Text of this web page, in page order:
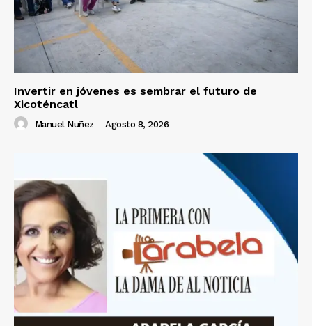
Invertir en jóvenes es sembrar el futuro de
Xicoténcatl
Manuel Nuñez - Agosto 8, 2026